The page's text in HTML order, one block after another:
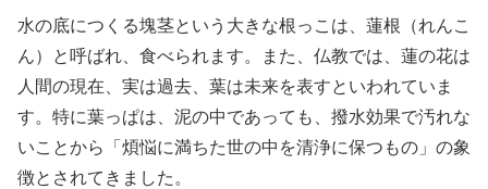
水の底につくる塊茎という大きな根っこは、蓮根（れんこ
ん）と呼ばれ、食べられます。また、仏教では、蓮の花は
人間の現在、実は過去、葉は未来を表すといわれていま
す。特に葉っぱは、泥の中であっても、撥水効果で汚れな
いことから「煩悩に満ちた世の中を清浄に保つもの」の象
徴とされてきました。